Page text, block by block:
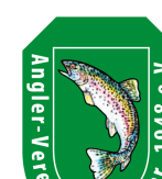
Inhalt
springen